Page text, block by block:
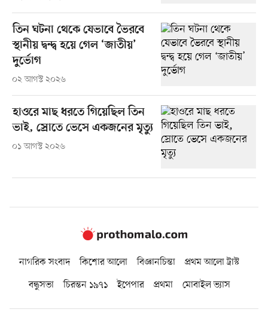
তিন ঘটনা থেকে যেভাবে ভৈরবে
স্থানীয় দ্বন্দ্ব হয়ে গেল ‘জাতীয়’
দুর্ভোগ
০২ আগস্ট ২০২৬
হাওরে মাছ ধরতে গিয়েছিল তিন
ভাই, স্রোতে ভেসে একজনের মৃত্যু
০১ আগস্ট ২০২৬
নাগরিক সংবাদ কিশোর আলো বিজ্ঞানচিন্তা
প্রথম আলো ট্রাস্ট
বন্ধুসভা
চিরন্তন ১৯৭১ ইপেপার প্রথমা মোবাইল ভ্যাস